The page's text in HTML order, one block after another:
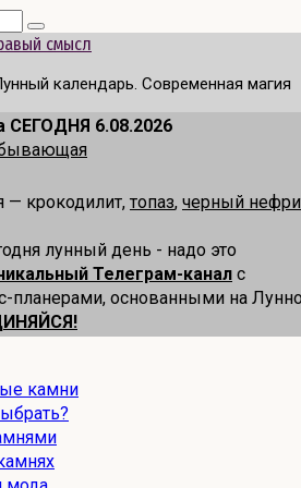
смысл
календарь. Современная магия
СЕГОДНЯ 6.08.2026
— крокодилит, топаз, черный
лунный день - надо это
Телеграм-канал с
планерами, основанными на
камни